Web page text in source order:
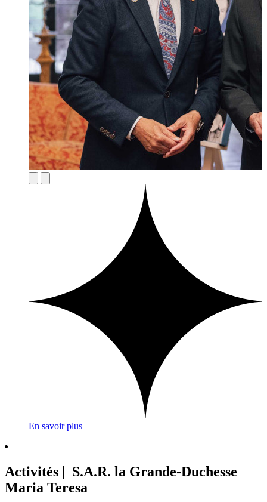
En savoir plus
Activités | S.A.R. la Grande-Duchesse
Maria Teresa